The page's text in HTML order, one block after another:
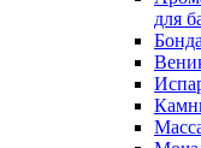
для